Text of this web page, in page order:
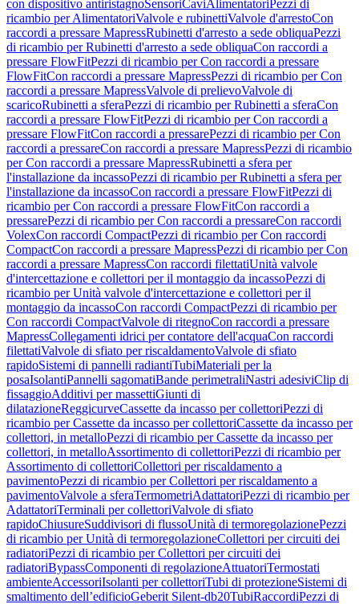
con dispositivo antiristagnoSensoriCaviAlimentatori Pezzi di
ricambio per AlimentatoriValvole e rubinettiValvole d'arrestoCon
raccordi a pressare MapressRubinetti d'arresto a sede obliquaPezzi
di ricambio per Rubinetti d'arresto a sede obliquaCon raccordi a
pressare FlowFitPezzi di ricambio per Con raccordi a pressare
FlowFitCon raccordi a pressare MapressPezzi di ricambio per Con
raccordi a pressare MapressValvole di prelievoValvole di
scaricoRubinetti a sferaPezzi di ricambio per Rubinetti a sferaCon
raccordi a pressare FlowFitPezzi di ricambio per Con raccordi a
pressare FlowFitCon raccordi a pressarePezzi di ricambio per Con
raccordi a pressareCon raccordi a pressare MapressPezzi di ricambio
per Con raccordi a pressare MapressRubinetti a sfera per
l'installazione da incassoPezzi di ricambio per Rubinetti a sfera per
l'installazione da incassoCon raccordi a pressare FlowFitPezzi di
ricambio per Con raccordi a pressare FlowFitCon raccordi a
pressarePezzi di ricambio per Con raccordi a pressareCon raccordi
VolexCon raccordi CompactPezzi di ricambio per Con raccordi
CompactCon raccordi a pressare MapressPezzi di ricambio per Con
raccordi a pressare MapressCon raccordi filettatiUnità valvole
d'intercettazione e collettori per il montaggio da incassoPezzi di
ricambio per Unità valvole d'intercettazione e collettori per il
montaggio da incassoCon raccordi CompactPezzi di ricambio per
Con raccordi CompactValvole di ritegnoCon raccordi a pressare
MapressCollegamenti idrici per contatore dell'acquaCon raccordi
filettatiValvole di sfiato per riscaldamentoValvole di sfiato
rapidoSistemi di pannelli radiantiTubiMateriali per la
posaIsolantiPannelli sagomatiBande perimetraliNastri adesiviClip di
fissaggioAdditivi per massettiGiunti di
dilatazioneReggicurveCassette da incasso per collettoriPezzi di
ricambio per Cassette da incasso per collettoriCassette da incasso per
collettori, in metalloPezzi di ricambio per Cassette da incasso per
collettori, in metalloAssortimento di collettoriPezzi di ricambio per
Assortimento di collettoriCollettori per riscaldamento a
pavimentoPezzi di ricambio per Collettori per riscaldamento a
pavimentoValvole a sferaTermometriAdattatoriPezzi di ricambio per
AdattatoriTerminali per collettoriValvole di sfiato
rapidoChiusureSuddivisori di flussoUnità di termoregolazionePezzi
di ricambio per Unità di termoregolazioneCollettori per circuiti dei
radiatoriPezzi di ricambio per Collettori per circuiti dei
radiatoriBypassComponenti di regolazioneAttuatoriTermostati
ambienteAccessoriIsolanti per collettoriTubi di protezioneSistemi di
smaltimento dell’edificioGeberit Silent-db20TubiRaccordiPezzi di